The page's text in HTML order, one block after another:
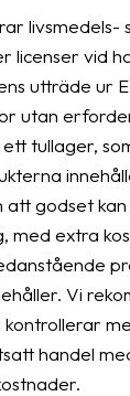
licenser vid
utträde ur
utan
tullager,
godset kan
extra
Vi
handel